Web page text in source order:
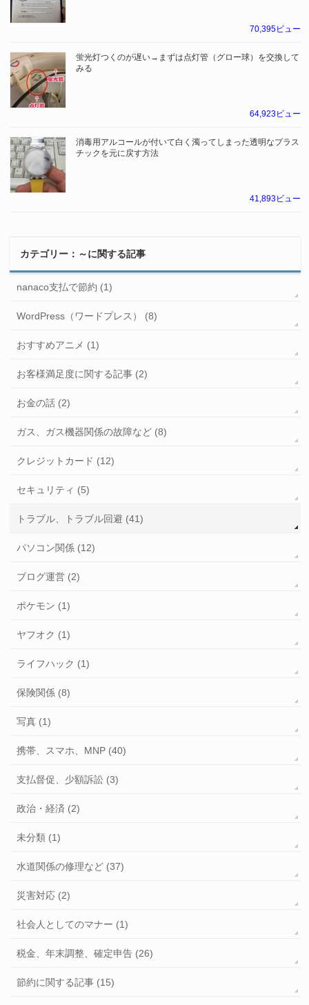
70,395ビュー
蛍光灯つくのが遅い→まずは点灯管（グロー球）を交換して
みる
64,923ビュー
消毒用アルコールが付いて白く濁ってしまった透明なプラス
チックを元に戻す方法
41,893ビュー
カテゴリー：～に関する記事
nanaco支払で節約 (1)
WordPress（ワードプレス） (8)
おすすめアニメ (1)
お客様満足度に関する記事 (2)
お金の話 (2)
ガス、ガス機器関係の故障など (8)
クレジットカード (12)
セキュリティ (5)
トラブル、トラブル回避 (41)
パソコン関係 (12)
ブログ運営 (2)
ポケモン (1)
ヤフオク (1)
ライフハック (1)
保険関係 (8)
写真 (1)
携帯、スマホ、MNP (40)
支払督促、少額訴訟 (3)
政治・経済 (2)
未分類 (1)
水道関係の修理など (37)
災害対応 (2)
社会人としてのマナー (1)
税金、年末調整、確定申告 (26)
節約に関する記事 (15)